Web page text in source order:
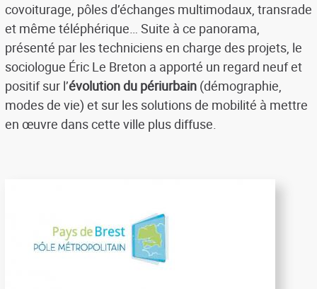
covoiturage, pôles d’échanges multimodaux, transrade
et même téléphérique… Suite à ce panorama,
présenté par les techniciens en charge des projets, le
sociologue Éric Le Breton a apporté un regard neuf et
positif sur l’évolution du périurbain(démographie,
modes de vie) et sur les solutions de mobilité à mettre
en œuvre dans cette ville plus diffuse.